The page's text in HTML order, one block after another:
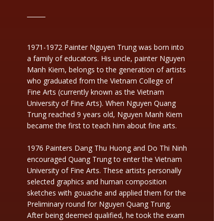
1971-1972 Painter Nguyen Trung was born into
a family of educators. His uncle, painter Nguyen
Manh Kiem, belongs to the generation of artists
who graduated from the Vietnam College of
Fine Arts (currently known as the Vietnam
University of Fine Arts). When Nguyen Quang
Trung reached 9 years old, Nguyen Manh Kiem
became the first to teach him about fine arts.
1976 Painters Dang Thu Huong and Do Thi Ninh
encouraged Quang Trung to enter the Vietnam
University of Fine Arts. These artists personally
selected graphics and human composition
sketches with gouache and applied them for the
Preliminary round for Nguyen Quang Trung.
After being deemed qualified, he took the exam